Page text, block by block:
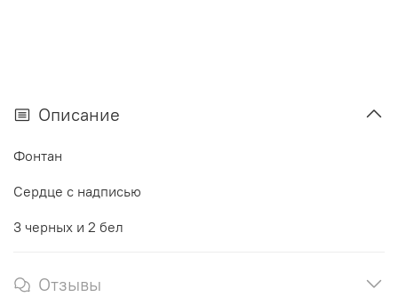
Описание
Фонтан
Сердце с надписью
3 черных и 2 бел
Отзывы